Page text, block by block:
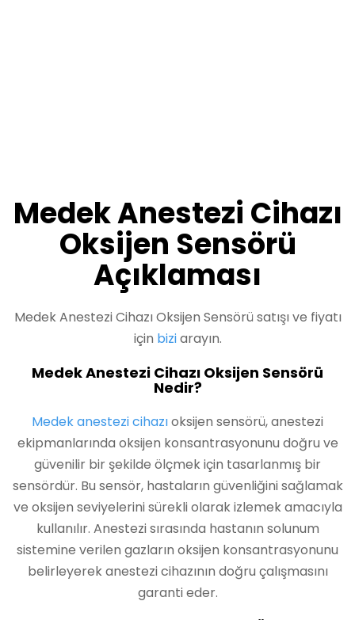
Medek Anestezi Cihazı
Oksijen Sensörü
Açıklaması
Medek Anestezi Cihazı Oksijen Sensörü satışı ve fiyatı
için biziarayın.
Medek Anestezi Cihazı Oksijen Sensörü
Nedir?
Medek anestezi cihazıoksijen sensörü, anestezi
ekipmanlarında oksijen konsantrasyonunu doğru ve
güvenilir bir şekilde ölçmek için tasarlanmış bir
sensördür. Bu sensör, hastaların güvenliğini sağlamak
ve oksijen seviyelerini sürekli olarak izlemek amacıyla
kullanılır. Anestezi sırasında hastanın solunum
sistemine verilen gazların oksijen konsantrasyonunu
belirleyerek anestezi cihazının doğru çalışmasını
garanti eder.